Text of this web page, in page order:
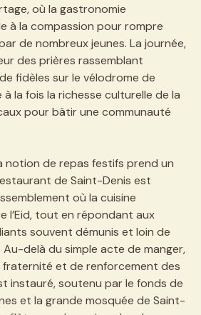
où la gastronomie
à la compassion pour rompre
de nombreux jeunes. La journée,
des prières rassemblant
fidèles sur le vélodrome de
à la fois la richesse culturelle de la
pour bâtir une communauté
notion de repas festifs prend un
de Saint-Denis est
où la cuisine
l’Eid, tout en répondant aux
souvent démunis et loin de
Au-delà du simple acte de manger,
fraternité et de renforcement des
instauré, soutenu par le fonds de
et la grande mosquée de Saint-